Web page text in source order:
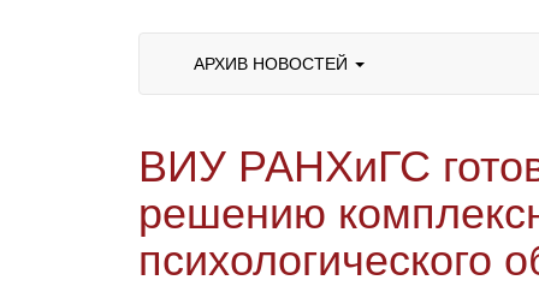
АРХИВ НОВОСТЕЙ
ВИУ РАНХиГС
решению
психологического